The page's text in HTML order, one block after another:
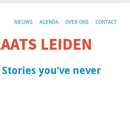
NIEUWS AGENDA OVER ONS CONTACT
LEIDEN
you’ve never